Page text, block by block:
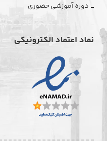
دوره آموزشی حضوری
نماد اعتماد الکترونیکی